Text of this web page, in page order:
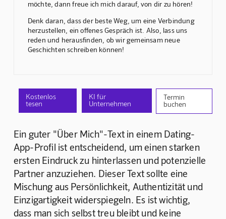
möchte, dann freue ich mich darauf, von dir zu hören!
Denk daran, dass der beste Weg, um eine Verbindung
herzustellen, ein offenes Gespräch ist. Also, lass uns
reden und herausfinden, ob wir gemeinsam neue
Geschichten schreiben können!
Kostenlos
tesen
KI für
Unternehmen
Termin
buchen
Ein guter "Über Mich"-Text in einem Dating-
App-Profil ist entscheidend, um einen starken
ersten Eindruck zu hinterlassen und potenzielle
Partner anzuziehen. Dieser Text sollte eine
Mischung aus Persönlichkeit, Authentizität und
Einzigartigkeit widerspiegeln. Es ist wichtig,
dass man sich selbst treu bleibt und keine